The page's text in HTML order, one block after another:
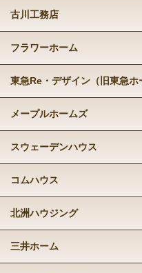
古川工務店
フラワーホーム
東急Re・デザイン（旧東急ホ
メープルホームズ
スウェーデンハウス
コムハウス
北洲ハウジング
三井ホーム